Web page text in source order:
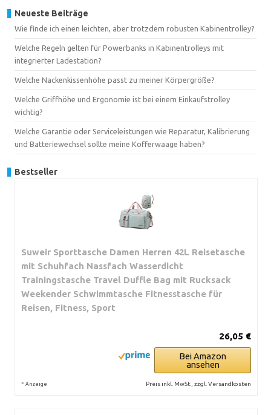
Neueste Beiträge
Wie finde ich einen leichten, aber trotzdem robusten Kabinentrolley?
Welche Regeln gelten für Powerbanks in Kabinentrolleys mit
integrierter Ladestation?
Welche Nackenkissenhöhe passt zu meiner Körpergröße?
Welche Griffhöhe und Ergonomie ist bei einem Einkaufstrolley
wichtig?
Welche Garantie oder Serviceleistungen wie Reparatur, Kalibrierung
und Batteriewechsel sollte meine Kofferwaage haben?
Bestseller
Suweir Sporttasche Damen Herren 42L Reisetasche
mit Schuhfach Nassfach Wasserdicht
Trainingstasche Travel Duffle Bag mit Rucksack
Weekender Schwimmtasche Fitnesstasche für
Reisen, Fitness, Sport
26,05 €
Bei Amazon
ansehen
* Anzeige Preis inkl. MwSt., zzgl. Versandkosten